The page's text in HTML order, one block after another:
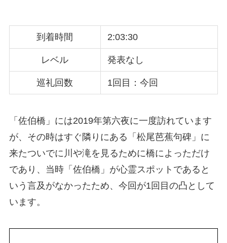
到着時間 2:03:30
レベル 発表なし
巡礼回数 1回目：今回
「佐伯橋」には2019年第六夜に一度訪れています
が、その時はすぐ隣りにある「松尾芭蕉句碑」に
来たついでに川や滝を見るために橋によっただけ
であり、当時「佐伯橋」が心霊スポットであると
いう言及がなかったため、今回が1回目の凸として
います。